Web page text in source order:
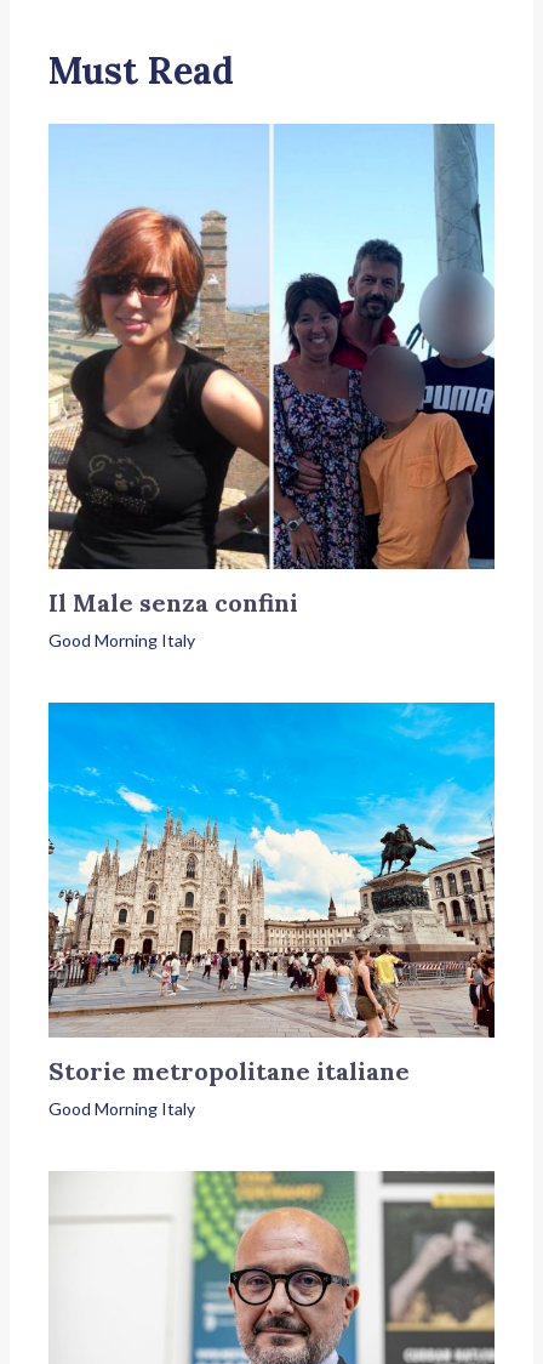
Must Read
Il Male senza confini
Good Morning Italy
Storie metropolitane italiane
Good Morning Italy